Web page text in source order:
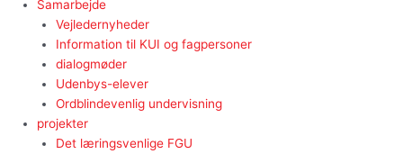
Samarbejde
Vejledernyheder
Information til KUI og fagpersoner
dialogmøder
Udenbys-elever
Ordblindevenlig undervisning
projekter
Det læringsvenlige FGU